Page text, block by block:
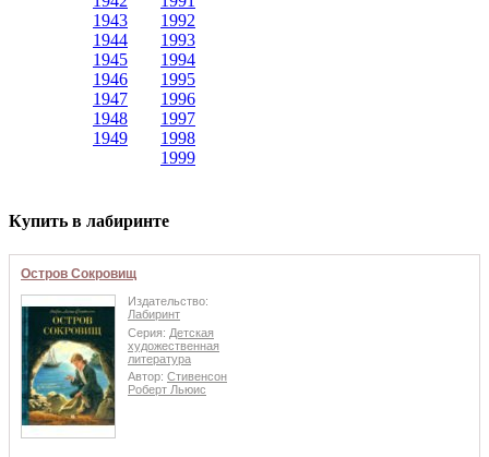
1943
1944
1945
1946
1947
1948
1949
1992
1993
1994
1995
1996
1997
1998
1999
Купить в лабиринте
Остров Сокровищ
Издательство:
Лабиринт
Серия: Детская
художественная
литература
Автор: Стивенсон
Роберт Льюис